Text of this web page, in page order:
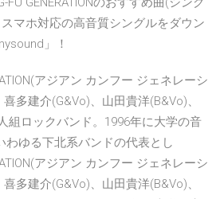
マホ対応の高音質シングルをダウン
」！
アジアン カンフー ジェネレーシ
多建介(G&Vo)、山田貴洋(B&Vo)、
組ロックバンド。1996年に大学の音
わゆる下北系バンドの代表とし
アジアン カンフー ジェネレーシ
多建介(G&Vo)、山田貴洋(B&Vo)、